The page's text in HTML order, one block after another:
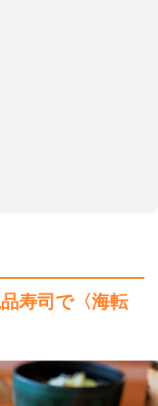
寿司で〈海転